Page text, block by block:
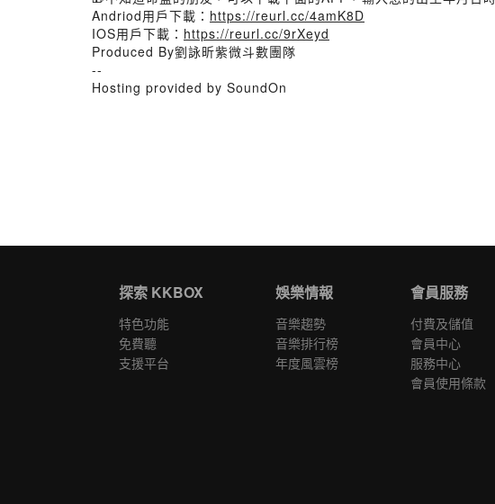
Andriod用戶下載： https://reurl.cc/4amK8D
IOS用戶下載： https://reurl.cc/9rXeyd
Produced By劉詠昕紫微斗數團隊
--
Hosting provided by SoundOn
探索 KKBOX
特色功能
免費聽
支援平台
娛樂情報
音樂趨勢
音樂排行榜
年度風雲榜
會員服務
付費及儲值
會員中心
服務中心
會員使用條款